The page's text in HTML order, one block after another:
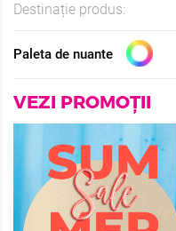
Destinație produs:
Paleta de nuante
VEZI PROMOȚII